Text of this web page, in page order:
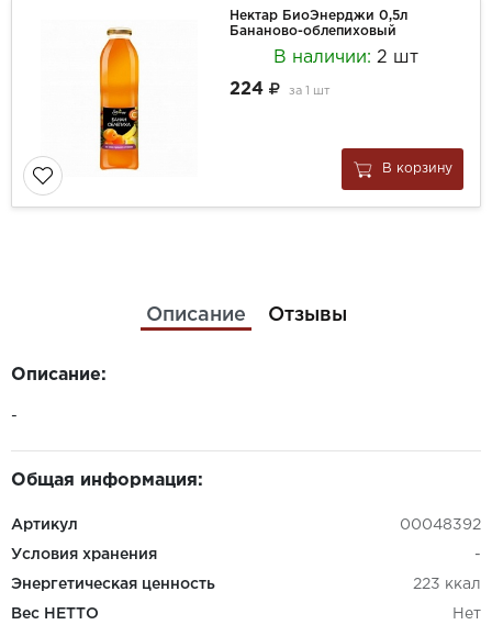
Нектар БиоЭнерджи 0,5л
Бананово-облепиховый
В наличии:2 шт
224
за 1 шт
В корзину
Описание Отзывы
Описание:
-
Общая информация:
Артикул 00048392
Условия хранения -
Энергетическая ценность 223 ккал
Вес НЕТТО Нет